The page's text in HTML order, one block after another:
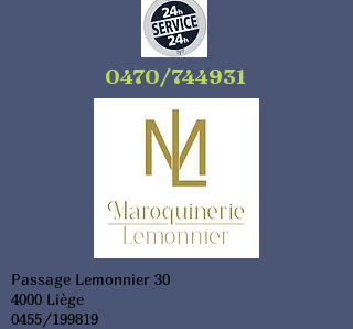
0470/744931
Passage Lemonnier 30
4000 Liège
0455/199819